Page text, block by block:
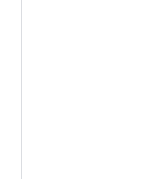
clone